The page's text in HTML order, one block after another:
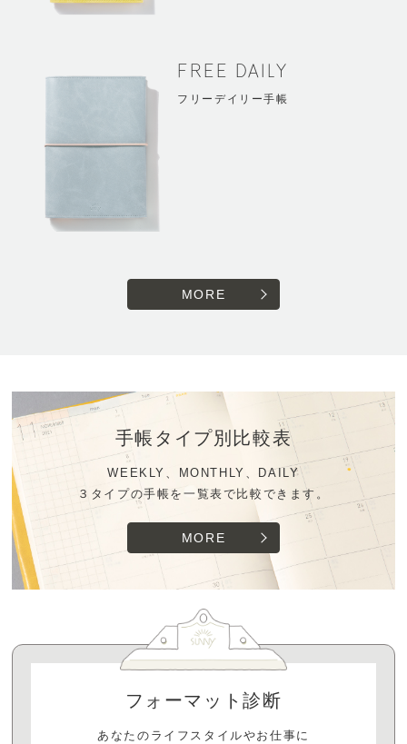
FREE DAILY
フリーデイリー手帳
MORE
手帳タイプ別比較表
WEEKLY、MONTHLY、DAILY
３タイプの手帳を一覧表で比較できます。
MORE
フォーマット診断
あなたのライフスタイルやお仕事に